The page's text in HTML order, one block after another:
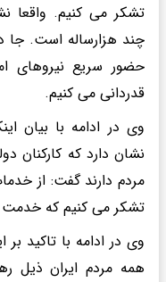
تشکر می کنیم. واقعا
چند هزارساله است. جا
حضور سریع نیروهای
قدردانی می کنیم.
وی در ادامه با بیان
نشان دارد که کارکنان
مردم دارند گفت: از
تشکر می کنیم که خدمت
وی در ادامه با تاکید بر
همه مردم ایران ذیل